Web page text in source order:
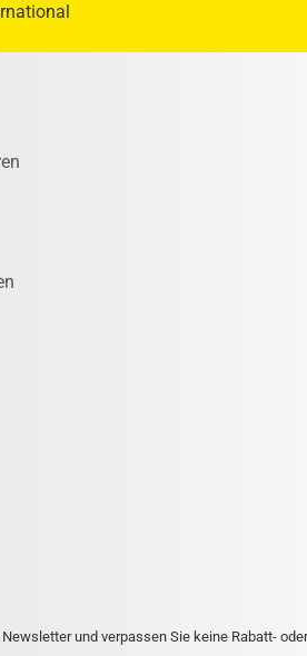
und verpassen Sie keine Rabatt- oder